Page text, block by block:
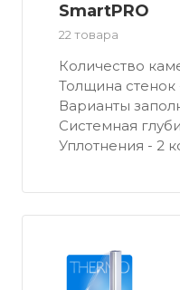
SmartPRO
22 товара
Количество
Толщина стенок
Варианты
Системная
Уплотнения - 2